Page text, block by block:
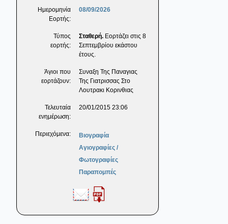
Ημερομηνία
Εορτής:
08/09/2026
Τύπος
εορτής:
Σταθερή. Εορτάζει στις 8
Σεπτεμβρίου εκάστου
έτους.
Άγιοι που
εορτάζουν:
Συναξη Της Παναγιας
Της Γιατρισσας Στο
Λουτρακι Κορινθιας
Τελευταία
ενημέρωση:
20/01/2015 23:06
Περιεχόμενα:
Βιογραφία
Αγιογραφίες /
Φωτογραφίες
Παραπομπές